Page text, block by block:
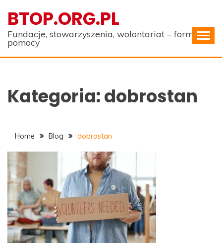
content
BTOP.ORG.PL
Fundacje, stowarzyszenia, wolontariat – formy
pomocy
Kategoria:dobrostan
Home Blog dobrostan